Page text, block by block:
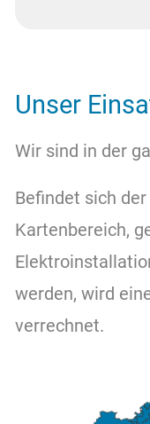
Unser
Wir sind in der
Befindet sich
Kartenbereich,
werden, wird
verrechnet.